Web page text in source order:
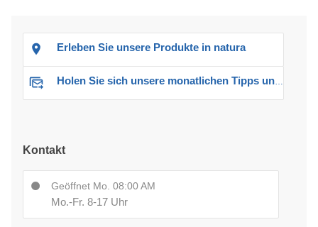
Erleben Sie unsere Produkte in natura
Holen Sie sich unsere monatlichen Tipps und Angebote
Kontakt
Geöffnet Mo. 08:00 AM
Mo.-Fr. 8-17 Uhr